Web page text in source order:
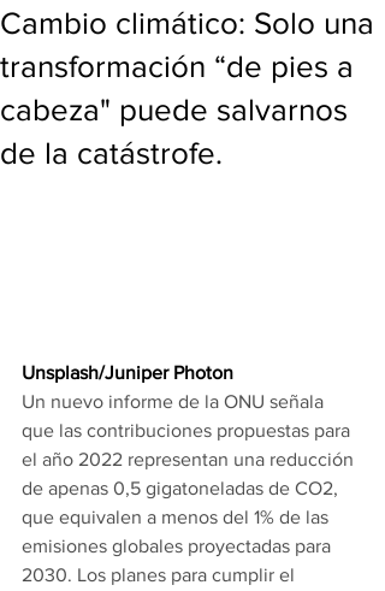
Cambio climático: Solo una
transformación “de pies a
cabeza" puede salvarnos
de la catástrofe.
Unsplash/Juniper Photon
Un nuevo informe de la ONU señala
que las contribuciones propuestas para
el año 2022 representan una reducción
de apenas 0,5 gigatoneladas de CO2,
que equivalen a menos del 1% de las
emisiones globales proyectadas para
2030. Los planes para cumplir el